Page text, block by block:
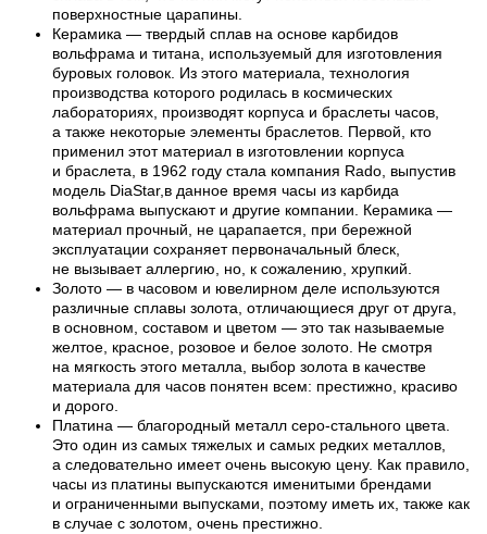
поверхностные царапины.
Керамика — твердый сплав на основе карбидов
вольфрама и титана, используемый для изготовления
буровых головок. Из этого материала, технология
производства которого родилась в космических
лабораториях, производят корпуса и браслеты часов,
а также некоторые элементы браслетов. Первой, кто
применил этот материал в изготовлении корпуса
и браслета, в 1962 году стала компания Rado, выпустив
модель DiaStar,в данное время часы из карбида
вольфрама выпускают и другие компании. Керамика —
материал прочный, не царапается, при бережной
эксплуатации сохраняет первоначальный блеск,
не вызывает аллергию, но, к сожалению, хрупкий.
Золото — в часовом и ювелирном деле используются
различные сплавы золота, отличающиеся друг от друга,
в основном, составом и цветом — это так называемые
желтое, красное, розовое и белое золото. Не смотря
на мягкость этого металла, выбор золота в качестве
материала для часов понятен всем: престижно, красиво
и дорого.
Платина — благородный металл серо-стального цвета.
Это один из самых тяжелых и самых редких металлов,
а следовательно имеет очень высокую цену. Как правило,
часы из платины выпускаются именитыми брендами
и ограниченными выпусками, поэтому иметь их, также как
в случае с золотом, очень престижно.